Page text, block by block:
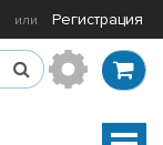
или Регистрация